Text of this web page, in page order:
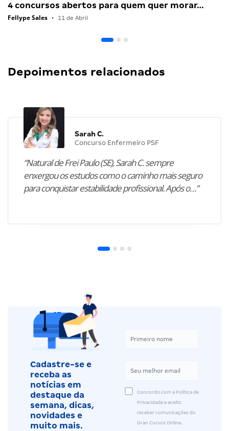
4 concursos abertos para quem quer morar…
Fellype Sales • 11 de Abril
Depoimentos relacionados
Sarah C.
Concurso Enfermeiro PSF
“Natural de Frei Paulo (SE), Sarah C. sempre
enxergou os estudos como o caminho mais seguro
para conquistar estabilidade profissional. Após o…”
Cadastre-se e
receba as
notícias em
destaque da
semana, dicas,
novidades e
muito mais.
Concordo com a Política de
Privacidade e aceito
receber comunicações do
Gran Cursos Online.